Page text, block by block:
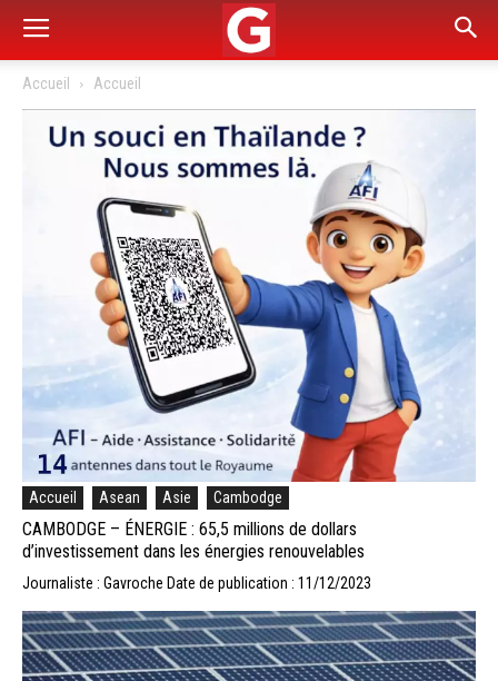
Accueil Accueil
Accueil Asean Asie Cambodge
CAMBODGE – ÉNERGIE : 65,5 millions de dollars
d’investissement dans les énergies renouvelables
Journaliste : Gavroche Date de publication : 11/12/2023